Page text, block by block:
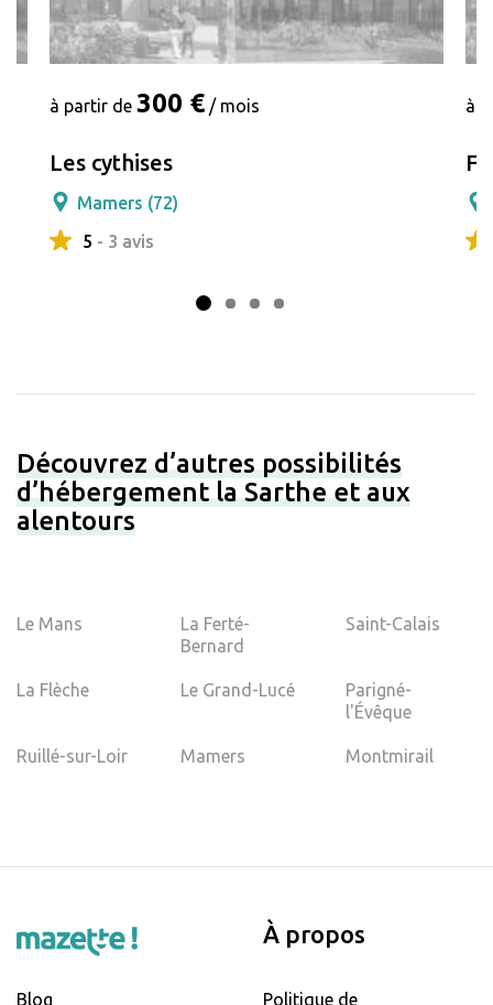
à partir de 300 € / mois
Les cythises
Mamers (72)
5 - 3 avis
à
Découvrez d’autres possibilités
d’hébergement la Sarthe et aux
alentours
Le Mans
La Ferté-
Bernard
Saint-Calais
La Flèche Le Grand-Lucé
Parigné-
l'Évêque
Ruillé-sur-Loir Mamers Montmirail
Blog
À propos
Politique de